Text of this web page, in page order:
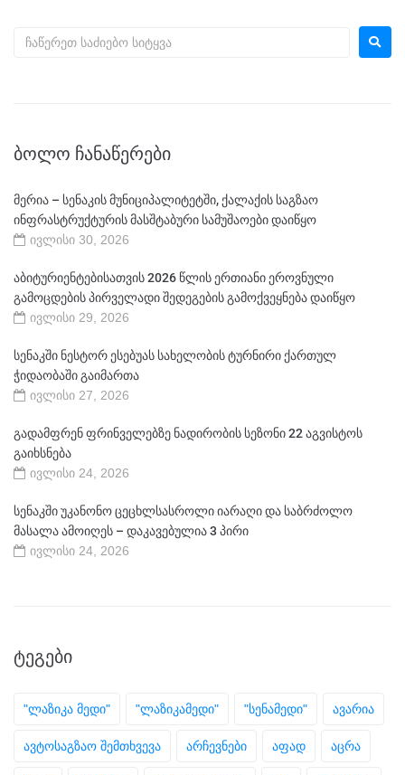
ᲑᲝᲚᲝ ᲩᲐᲜᲐᲬᲔᲠᲔᲑᲘ
მერია – სენაკის მუნიციპალიტეტში, ქალაქის საგზაო
ინფრასტრუქტურის მასშტაბური სამუშაოები დაიწყო
ივლისი 30, 2026
აბიტურიენტებისათვის 2026 წლის ერთიანი ეროვნული
გამოცდების პირველადი შედეგების გამოქვეყნება დაიწყო
ივლისი 29, 2026
სენაკში ნესტორ ესებუას სახელობის ტურნირი ქართულ
ჭიდაობაში გაიმართა
ივლისი 27, 2026
გადამფრენ ფრინველებზე ნადირობის სეზონი 22 აგვისტოს
გაიხსნება
ივლისი 24, 2026
სენაკში უკანონო ცეცხლსასროლი იარაღი და საბრძოლო
მასალა ამოიღეს – დაკავებულია 3 პირი
ივლისი 24, 2026
ᲢᲔᲒᲔᲑᲘ
"ლაზიკა მედი" "ლაზიკამედი" "სენამედი" ავარია
ავტოსაგზაო შემთხვევა არჩევნები აფად აცრა